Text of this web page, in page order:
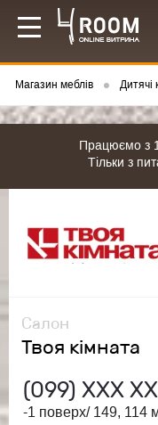
Магазин меблів Дитячі
Працюємо з
Тільки з
Салон
Твоя кімната
(099) ХХХ
-1 поверх/ 149, 114